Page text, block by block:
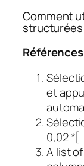
Comment
structurées
et
0,02 *[
A list